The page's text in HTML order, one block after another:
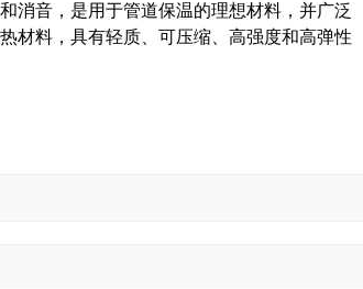
消音，是用于管道保温的理想材料，并广泛
材料，具有轻质、可压缩、高强度和高弹性